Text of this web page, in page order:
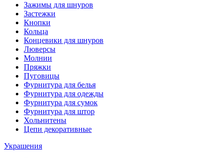
Зажимы для шнуров
Застежки
Кнопки
Кольца
Концевики для шнуров
Люверсы
Молнии
Пряжки
Пуговицы
Фурнитура для белья
Фурнитура для одежды
Фурнитура для сумок
Фурнитура для штор
Хольнитены
Цепи декоративные
Украшения